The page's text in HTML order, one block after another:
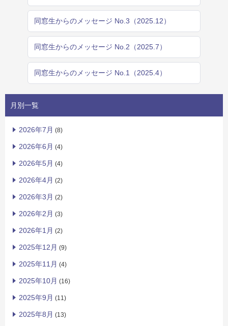
同窓生からのメッセージ No.3（2025.12）
同窓生からのメッセージ No.2（2025.7）
同窓生からのメッセージ No.1（2025.4）
月別一覧
2026年7月 (8)
2026年6月 (4)
2026年5月 (4)
2026年4月 (2)
2026年3月 (2)
2026年2月 (3)
2026年1月 (2)
2025年12月 (9)
2025年11月 (4)
2025年10月 (16)
2025年9月 (11)
2025年8月 (13)